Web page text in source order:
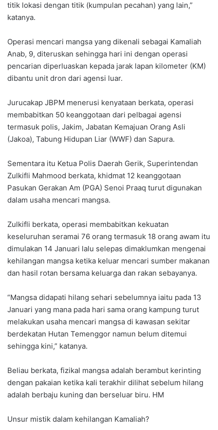
titik lokasi dengan titik (kumpulan pecahan) yang lain,”
katanya.
Operasi mencari mangsa yang dikenali sebagai Kamaliah
Anab, 9, diteruskan sehingga hari ini dengan operasi
pencarian diperluaskan kepada jarak lapan kilometer (KM)
dibantu unit dron dari agensi luar.
Jurucakap JBPM menerusi kenyataan berkata, operasi
membabitkan 50 keanggotaan dari pelbagai agensi
termasuk polis, Jakim, Jabatan Kemajuan Orang Asli
(Jakoa), Tabung Hidupan Liar (WWF) dan Sapura.
Sementara itu Ketua Polis Daerah Gerik, Superintendan
Zulkifli Mahmood berkata, khidmat 12 keanggotaan
Pasukan Gerakan Am (PGA) Senoi Praaq turut digunakan
dalam usaha mencari mangsa.
Zulkifli berkata, operasi membabitkan kekuatan
keseluruhan seramai 76 orang termasuk 18 orang awam itu
dimulakan 14 Januari lalu selepas dimaklumkan mengenai
kehilangan mangsa ketika keluar mencari sumber makanan
dan hasil rotan bersama keluarga dan rakan sebayanya.
“Mangsa didapati hilang sehari sebelumnya iaitu pada 13
Januari yang mana pada hari sama orang kampung turut
melakukan usaha mencari mangsa di kawasan sekitar
berdekatan Hutan Temenggor namun belum ditemui
sehingga kini,” katanya.
Beliau berkata, fizikal mangsa adalah berambut kerinting
dengan pakaian ketika kali terakhir dilihat sebelum hilang
adalah berbaju kuning dan berseluar biru. HM
Unsur mistik dalam kehilangan Kamaliah?